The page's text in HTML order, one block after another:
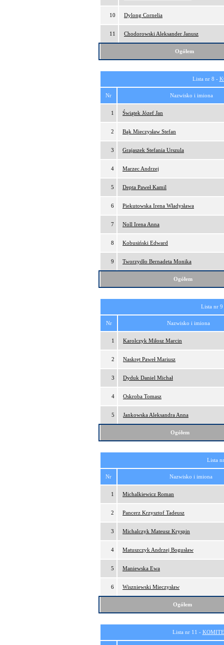
10 Dylong Cornelia
11 Chodorowski Aleksander Janusz
Ogółem
Lista nr 8 -
Nr Nazwisko i imiona
1 Świątek Józef Jan
2 Bąk Mieczysław Stefan
3 Grajaszek Stefania Urszula
4 Marzec Andrzej
5 Depta Paweł Kamil
6 Piekutowska Irena Władysława
7 Noll Irena Anna
8 Kobusiński Edward
9 Tworzydło Bernadeta Monika
Ogółem
Lista nr
Nr Nazwisko i imiona
1 Karolczyk Miłosz Marcin
2 Naskręt Paweł Mariusz
3 Dyduk Daniel Michał
4 Oskroba Tomasz
5 Jankowska Aleksandra Anna
Ogółem
Lista
Nr Nazwisko i imiona
1 Michalkiewicz Roman
2 Pancerz Krzysztof Tadeusz
3 Michalczyk Mateusz Kryspin
4 Matuszczyk Andrzej Bogusław
5 Maniewska Ewa
6 Wiszniewski Mieczysław
Ogółem
Lista nr 11 -